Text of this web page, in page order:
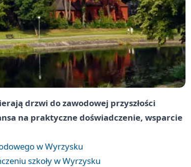
drzwi do zawodowej przyszłości
na praktyczne doświadczenie, wsparcie
w Wyrzysku
szkoły w Wyrzysku